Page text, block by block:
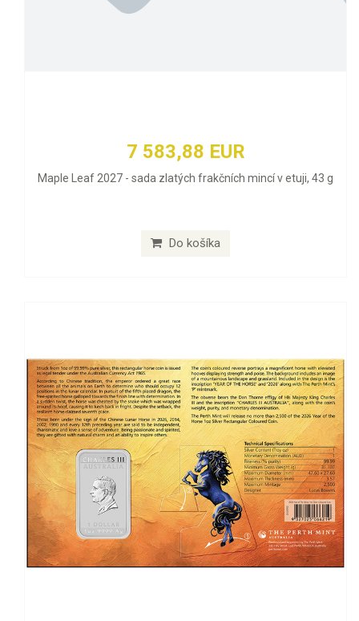
7 583,88 EUR
Maple Leaf 2027 - sada zlatých frakčních mincí v etuji, 43 g
Do košíka